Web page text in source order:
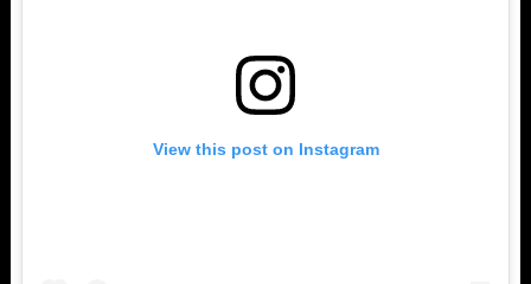
View this post on Instagram